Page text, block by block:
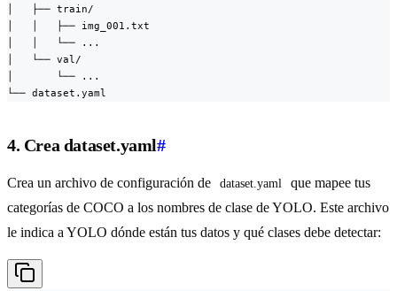
│   ├── train/
│   │   ├── img_001.txt
│   │   └── ...
│   └── val/
│       └── ...
└── dataset.yaml
4. Crea dataset.yaml#
Crea un archivo de configuración de dataset.yaml
que mapee tus
categorías de COCO a los nombres de clase de YOLO. Este archivo
le indica a YOLO dónde están tus datos y qué clases debe detectar: